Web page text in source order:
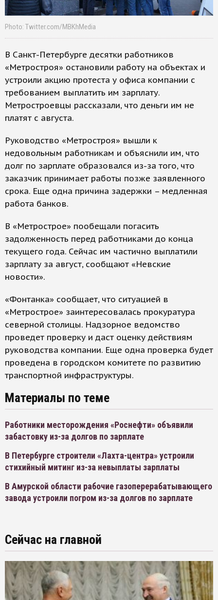
Photo: Twitter.com/MBKhMedia
В Санкт-Петербурге десятки работников
«Метростроя» остановили работу на объектах и
устроили акцию протеста у офиса компании с
требованием выплатить им зарплату.
Метростроевцы рассказали, что деньги им не
платят с августа.
Руководство «Метростроя» вышли к
недовольным работникам и объяснили им, что
долг по зарплате образовался из-за того, что
заказчик принимает работы позже заявленного
срока. Еще одна причина задержки – медленная
работа банков.
В «Метрострое» пообещали погасить
задолженность перед работниками до конца
текущего года. Сейчас им частично выплатили
зарплату за август, сообщают «Невские
новости».
«Фонтанка» сообщает, что ситуацией в
«Метрострое» заинтересовалась прокуратура
северной столицы. Надзорное ведомство
проведет проверку и даст оценку действиям
руководства компании. Еще одна проверка будет
проведена в городском комитете по развитию
транспортной инфраструктуры.
Материалы по теме
Работники месторождения «Роснефти» объявили
забастовку из-за долгов по зарплате
В Петербурге строители «Лахта-центра» устроили
стихийный митинг из-за невыплаты зарплаты
В Амурской области рабочие газоперерабатывающего
завода устроили погром из-за долгов по зарплате
Сейчас на главной